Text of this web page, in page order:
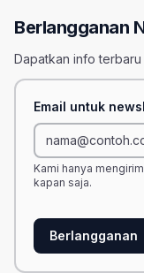
Berlangganan
Dapatkan info
Email untuk
Kami hanya
kapan saja.
Berlangganan